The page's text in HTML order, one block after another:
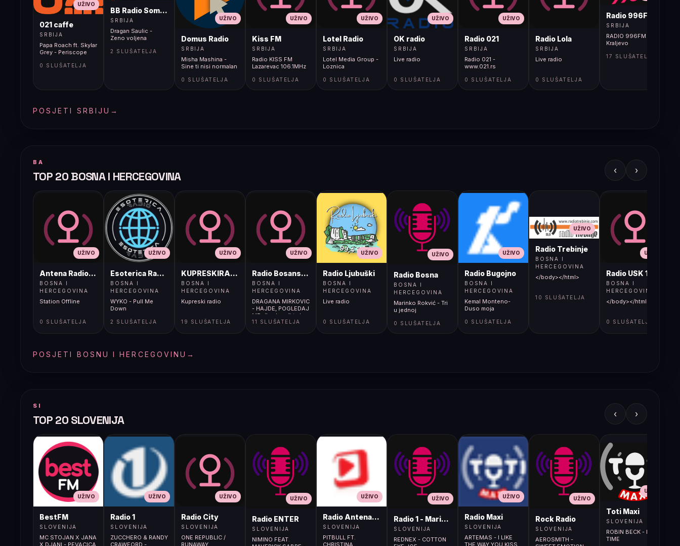
UŽIVO
021 caffe
SRBIJA
Papa Roach ft. Skylar
Grey - Periscope
0 SLUŠATELJA
BB Radio Sombor
SRBIJA
Dragan Saulic -
Zeno voljena
2 SLUŠATELJA
UŽIVO
Domus Radio
SRBIJA
Misha Mashina -
Sine ti nisi normalan
0 SLUŠATELJA
UŽIVO
Kiss FM
SRBIJA
Radio KISS FM
Lazarevac 106.1MHz
0 SLUŠATELJA
UŽIVO
Lotel Radio
SRBIJA
Lotel Media Group -
Loznica
0 SLUŠATELJA
UŽIVO
OK radio
SRBIJA
Live radio
0 SLUŠATELJA
UŽIVO
Radio 021
SRBIJA
Radio 021 -
www.021.rs
0 SLUŠATELJA
Radio Lola
SRBIJA
Live radio
0 SLUŠATELJA
Radio 996FM
SRBIJA
RADIO 996FM -
Kraljevo
17 SLUŠATELJA
POSJETI SRBIJU →
BA
TOP 20 BOSNA I HERCEGOVINA ‹ ›
UŽIVO
Antena Radio, Jelah Tešanj
BOSNA I
HERCEGOVINA
Station Offline
0 SLUŠATELJA
UŽIVO
Esoterica Radio S1
BOSNA I
HERCEGOVINA
WYKO - Pull Me
Down
2 SLUŠATELJA
UŽIVO
KUPRESKIRADIO
BOSNA I
HERCEGOVINA
Kupreski radio
19 SLUŠATELJA
UŽIVO
Radio Bosanski Brod
BOSNA I
HERCEGOVINA
DRAGANA MIRKOVIC
- HAJDE, POGLEDAJ
ME</body></html>
11 SLUŠATELJA
UŽIVO
Radio Ljubuški
BOSNA I
HERCEGOVINA
Live radio
0 SLUŠATELJA
UŽIVO
Radio Bosna
BOSNA I
HERCEGOVINA
Marinko Rokvić - Tri
u jednoj
0 SLUŠATELJA
UŽIVO
Radio Bugojno
BOSNA I
HERCEGOVINA
Kemal Monteno-
Duso moja
0 SLUŠATELJA
UŽIVO
Radio Trebinje
BOSNA I
HERCEGOVINA
</body></html>
10 SLUŠATELJA
UŽIVO
Radio USK 1
BOSNA I
HERCEGOVINA
</body></html>
0 SLUŠATELJA
POSJETI BOSNU I HERCEGOVINU →
SI
TOP 20 SLOVENIJA ‹ ›
UŽIVO
BestFM
SLOVENIJA
MC STOJAN X JANA
UŽIVO
Radio 1
SLOVENIJA
ZUCCHERO & RANDY
UŽIVO
Radio City
SLOVENIJA
ONE REPUBLIC /
UŽIVO
Radio ENTER
SLOVENIJA
NIMINO FEAT.
UŽIVO
Radio Antena (105.2MHz)
SLOVENIJA
PITBULL FT.
UŽIVO
Radio 1 - Maribor (107.9MHz)
SLOVENIJA
REDNEX - COTTON
UŽIVO
Radio Maxi
SLOVENIJA
ARTEMAS - I LIKE
UŽIVO
Rock Radio
SLOVENIJA
AEROSMITH -
UŽIVO
Toti Maxi
SLOVENIJA
ROBIN BECK - FIRST
TIME